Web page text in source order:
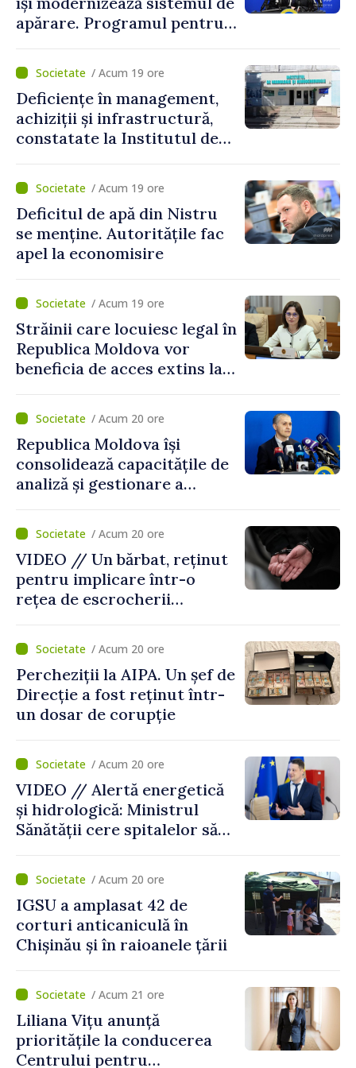
apărare. Programul pentru
de Guvern. Anatolie Nosatîi:
„În contextul actual de
securitate, implementarea
Programului Strategiei
Naționale de Apărare
pentru consolidarea
statului”
/ Acum 19 ore
Deficiențe în management,
achiziții și infrastructură,
constatate la Institutul de
Neurochirurgie „Diomid
Gherman”. Ministerul
Sănătății cere un plan de
remediere
/ Acum 19 ore
Deficitul de apă din Nistru
se menține. Autoritățile fac
apel la economisire
/ Acum 19 ore
Străinii care locuiesc legal în
Republica Moldova vor
beneficia de acces extins la
socială și financiară
/ Acum 20 ore
Republica Moldova își
consolidează capacitățile de
analiză și gestionare a
securității naționale.
Metodologia aprobată de
Guvern
/ Acum 20 ore
VIDEO // Un bărbat, reținut
pentru implicare într-o
rețea de escrocherii
curieri și colectat banii
obținuți ilegal/ Acum 20 ore
Percheziții la AIPA. Un șef de
Direcție a fost reținut într-
un dosar de corupție
/ Acum 20 ore
VIDEO // Alertă energetică
și hidrologică: Ministrul
Sănătății cere spitalelor să-și
pentru situații excepționale
/ Acum 20 ore
IGSU a amplasat 42 de
corturi anticaniculă în
Chișinău și în raioanele țării
/ Acum 21 ore
Liliana Vițu anunță
prioritățile la conducerea
Centrului pentru